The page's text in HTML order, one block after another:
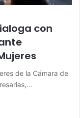
con
de la Cámara de